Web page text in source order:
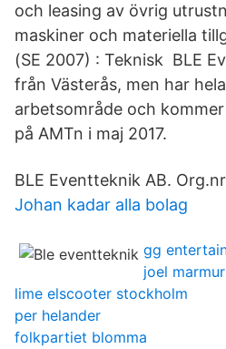
och leasing av övrig
maskiner och materiella
(SE 2007) : Teknisk BLE
från Västerås, men har
arbetsområde och
på AMTn i maj 2017.
BLE Eventteknik AB.
Johan kadar alla bolag
gg
joel
lime elscooter stockholm
per helander
folkpartiet blomma